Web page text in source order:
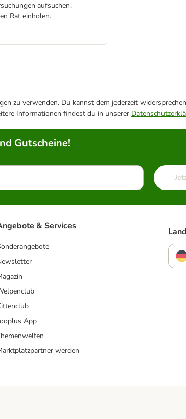
aufsuchen.
Rat einholen.
zu verwenden. Du kannst dem jederzeit
Informationen findest du in unserer
Gutscheine!
& Services
App
werden